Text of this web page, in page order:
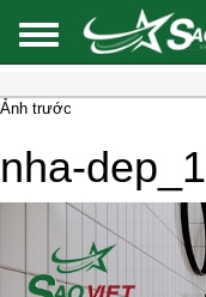
Ảnh trước
nha-dep_1